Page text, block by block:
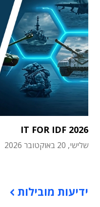
IT FOR IDF 2026
שלישי, 20 באוקטובר 2026
ידיעות מובילות